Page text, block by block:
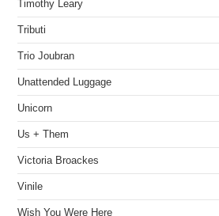
Timothy Leary
Tributi
Trio Joubran
Unattended Luggage
Unicorn
Us + Them
Victoria Broackes
Vinile
Wish You Were Here